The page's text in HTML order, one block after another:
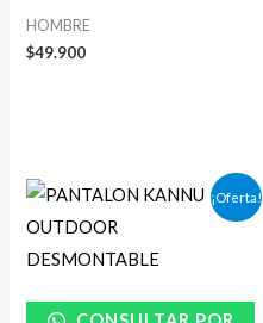
HOMBRE
$49.900
¡Oferta!
Rango
de
desde
$44.900
$48.900